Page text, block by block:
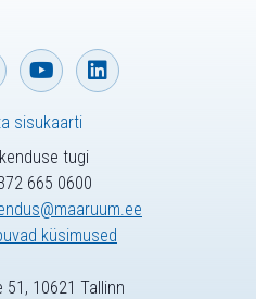
tugi
665 0600
küsimused
sisukaarti
10621 Tallinn